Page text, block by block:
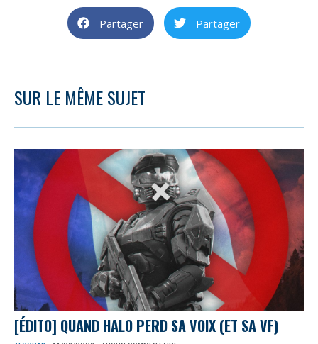
Partager Partager
SUR LE MÊME SUJET
[ÉDITO] QUAND HALO PERD SA VOIX (ET SA VF)